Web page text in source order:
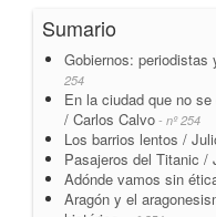
Sumario
Gobiernos:
254
En la ciudad que no
/ Carlos Calvo - nº 254
Los barrios lentos /
Pasajeros del Titanic /
Adónde vamos sin
Aragón y el